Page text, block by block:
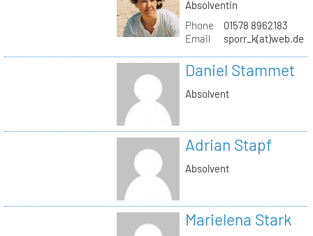
Absolventin
Phone
01578 8962183
Email
sporr_k(at)web.de
Daniel Stammet
Absolvent
Adrian Stapf
Absolvent
Marielena Stark